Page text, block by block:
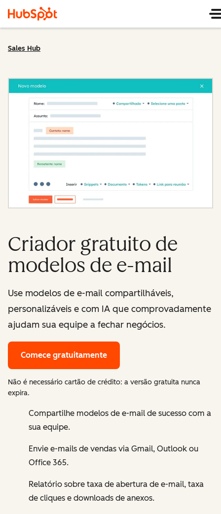
Sales Hub
Criador gratuito de
modelos de e-mail
Use modelos de e-mail compartilháveis,
personalizáveis e com IA que comprovadamente
ajudam sua equipe a fechar negócios.
Comece gratuitamente
Não é necessário cartão de crédito: a versão gratuita nunca
expira.
Compartilhe modelos de e-mail de sucesso com a
sua equipe.
Envie e-mails de vendas via Gmail, Outlook ou
Office 365.
Relatório sobre taxa de abertura de e-mail, taxa
de cliques e downloads de anexos.